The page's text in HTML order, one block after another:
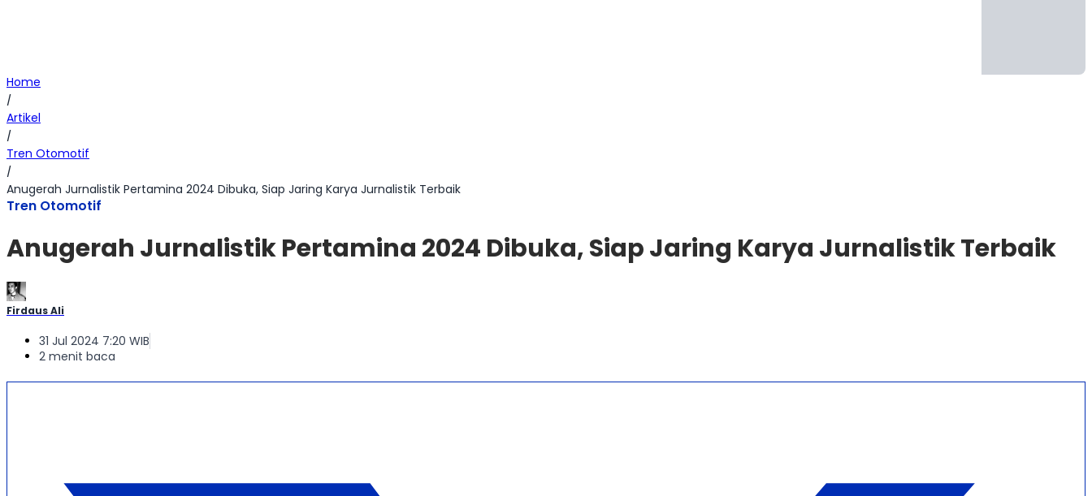
Home
/
Artikel
/
Tren Otomotif
/
Anugerah Jurnalistik Pertamina 2024 Dibuka, Siap Jaring Karya Jurnalistik Terbaik
Tren Otomotif
Anugerah Jurnalistik Pertamina 2024 Dibuka, Siap Jaring Karya Jurnalistik Terbaik
Firdaus Ali
31 Jul 2024 7:20 WIB
2 menit baca